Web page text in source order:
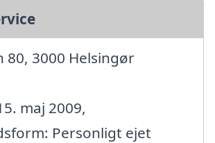
80, 3000 Helsingør
maj 2009,
Personligt ejet